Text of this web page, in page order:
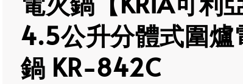
4.5公升分體式圍爐
鍋 KR-842C